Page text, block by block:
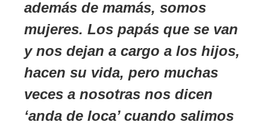
además de mamás, somos
mujeres. Los papás que se van
y nos dejan a cargo a los hijos,
hacen su vida, pero muchas
veces a nosotras nos dicen
‘anda de loca’ cuando salimos